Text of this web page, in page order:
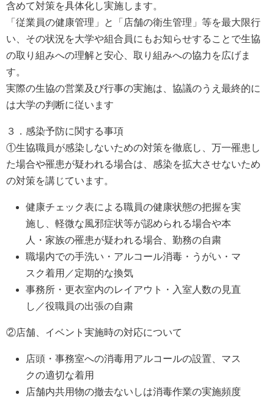
含めて対策を具体化し実施します。
「従業員の健康管理」と「店舗の衛生管理」等を最大限行
い、その状況を大学や組合員にもお知らせすることで生協
の取り組みへの理解と安心、取り組みへの協力を広げま
す。
実際の生協の営業及び行事の実施は、協議のうえ最終的に
は大学の判断に従います
３．感染予防に関する事項
①生協職員が感染しないための対策を徹底し、万一罹患し
た場合や罹患が疑われる場合は、感染を拡大させないため
の対策を講じています。
健康チェック表による職員の健康状態の把握を実
施し、軽微な風邪症状等が認められる場合や本
人・家族の罹患が疑われる場合、勤務の自粛
職場内での手洗い・アルコール消毒・うがい・マ
スク着用／定期的な換気
事務所・更衣室内のレイアウト・入室人数の見直
し／役職員の出張の自粛
②店舗、イベント実施時の対応について
店頭・事務室への消毒用アルコールの設置、マス
クの適切な着用
店舗内共用物の撤去ないしは消毒作業の実施頻度